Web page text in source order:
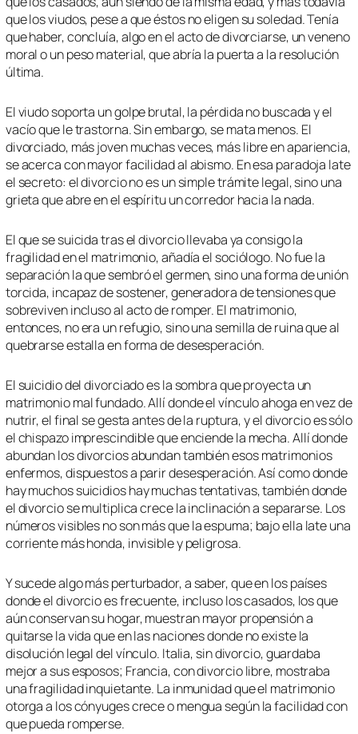
que los viudos, pese a que éstos no eligen su soledad. Tenía
que haber, concluía, algo en el acto de divorciarse, un veneno
moral o un peso material, que abría la puerta a la resolución
última.
El viudo soporta un golpe brutal, la pérdida no buscada y el
vacío que le trastorna. Sin embargo, se mata menos. El
divorciado, más joven muchas veces, más libre en apariencia,
se acerca con mayor facilidad al abismo. En esa paradoja late
el secreto: el divorcio no es un simple trámite legal, sino una
grieta que abre en el espíritu un corredor hacia la nada.
El que se suicida tras el divorcio llevaba ya consigo la
fragilidad en el matrimonio, añadía el sociólogo. No fue la
separación la que sembró el germen, sino una forma de unión
torcida, incapaz de sostener, generadora de tensiones que
sobreviven incluso al acto de romper. El matrimonio,
entonces, no era un refugio, sino una semilla de ruina que al
quebrarse estalla en forma de desesperación.
El suicidio del divorciado es la sombra que proyecta un
matrimonio mal fundado. Allí donde el vínculo ahoga en vez de
nutrir, el final se gesta antes de la ruptura, y el divorcio es sólo
el chispazo imprescindible que enciende la mecha. Allí donde
abundan los divorcios abundan también esos matrimonios
enfermos, dispuestos a parir desesperación. Así como donde
hay muchos suicidios hay muchas tentativas, también donde
el divorcio se multiplica crece la inclinación a separarse. Los
números visibles no son más que la espuma; bajo ella late una
corriente más honda, invisible y peligrosa.
Y sucede algo más perturbador, a saber, que en los países
donde el divorcio es frecuente, incluso los casados, los que
aún conservan su hogar, muestran mayor propensión a
quitarse la vida que en las naciones donde no existe la
disolución legal del vínculo. Italia, sin divorcio, guardaba
mejor a sus esposos; Francia, con divorcio libre, mostraba
una fragilidad inquietante. La inmunidad que el matrimonio
otorga a los cónyuges crece o mengua según la facilidad con
que pueda romperse.